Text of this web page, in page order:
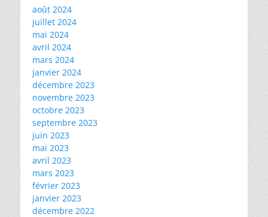
août 2024
juillet 2024
mai 2024
avril 2024
mars 2024
janvier 2024
décembre 2023
novembre 2023
octobre 2023
septembre 2023
juin 2023
mai 2023
avril 2023
mars 2023
février 2023
janvier 2023
décembre 2022